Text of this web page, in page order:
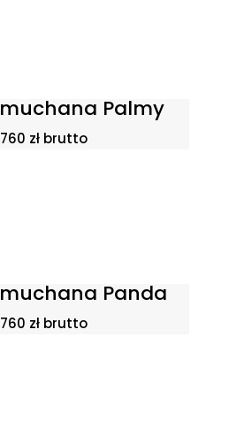
Palmy
złbrutto
Panda
złbrutto